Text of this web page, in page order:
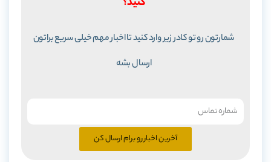
شمارتون رو تو کادر زیر وارد کنید تا اخبار مهم خیلی سریع براتون
ارسال بشه
آخرین اخبار رو برام ارسال کن